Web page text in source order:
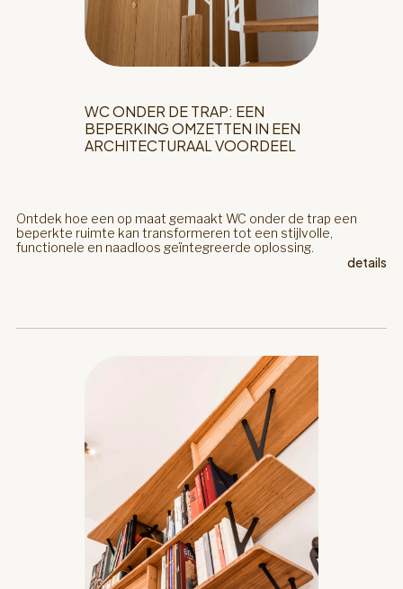
WC ONDER DE TRAP: EEN
BEPERKING OMZETTEN IN EEN
ARCHITECTURAAL VOORDEEL
Ontdek hoe een op maat gemaakt WC onder de trap een
beperkte ruimte kan transformeren tot een stijlvolle,
functionele en naadloos geïntegreerde oplossing.
details